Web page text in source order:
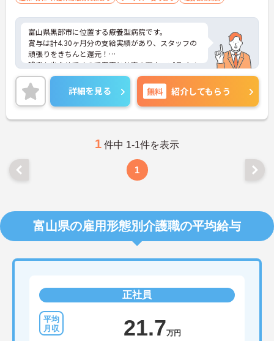
富山県黒部市に位置する療養型病院です。
賞与は計4.30ヶ月分の支給実績があり、スタッフの
頑張りをきちんと還元！
残業も少なめですので家庭と仕事の両立、プライベ
ートも充実出来ます。
ご興味をお持ちの方はお気軽にお問い合わせくださ
い。
詳細を見る 無料 紹介してもらう
1 件中 1-1件を表示
1
富山県の雇用形態別介護職の平均給与
正社員
21.7万円